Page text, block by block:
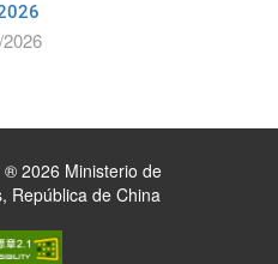
2026 Ministerio de
República de China